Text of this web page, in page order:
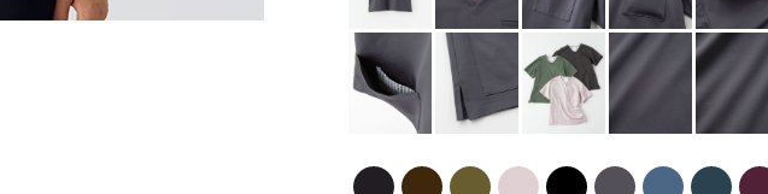
【新色】ダークブラウン